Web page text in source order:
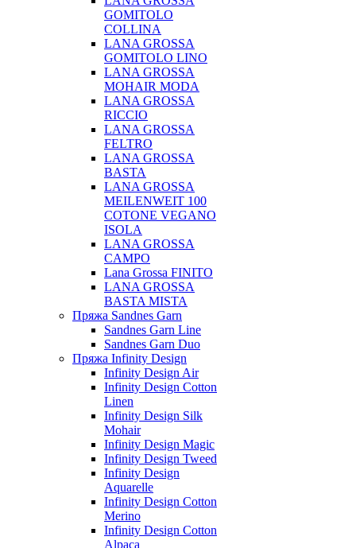
GOMITOLO
COLLINA
LANA GROSSA
GOMITOLO LINO
LANA GROSSA
MOHAIR MODA
LANA GROSSA
RICCIO
LANA GROSSA
FELTRO
LANA GROSSA
BASTA
LANA GROSSA
MEILENWEIT 100
COTONE VEGANO
ISOLA
LANA GROSSA
CAMPO
Lana Grossa FINITO
LANA GROSSA
BASTA MISTA
Пряжа Sandnes Garn
Sandnes Garn Line
Sandnes Garn Duo
Пряжа Infinity Design
Infinity Design Air
Infinity Design Cotton
Linen
Infinity Design Silk
Mohair
Infinity Design Magic
Infinity Design Tweed
Infinity Design
Aquarelle
Infinity Design Cotton
Merino
Infinity Design Cotton
Alpaca